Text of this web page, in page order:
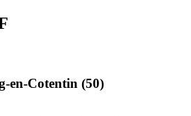
en-Cotentin (50)